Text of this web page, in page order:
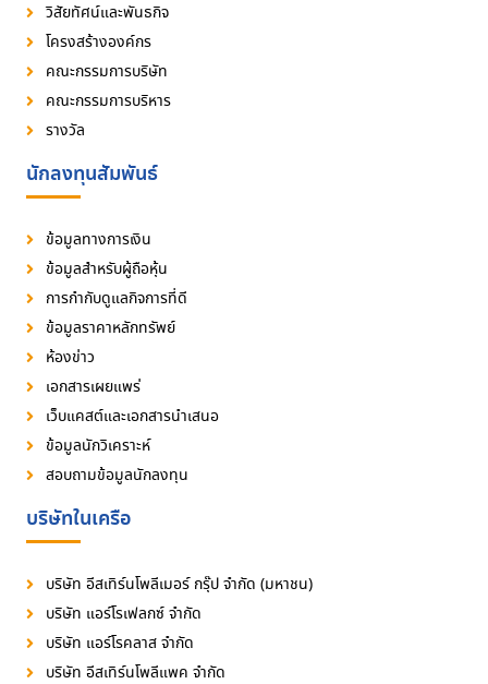
วิสัยทัศน์และพันธกิจ
โครงสร้างองค์กร
คณะกรรมการบริษัท
คณะกรรมการบริหาร
รางวัล
นักลงทุนสัมพันธ์
ข้อมูลทางการเงิน
ข้อมูลสำหรับผู้ถือหุ้น
การกำกับดูแลกิจการที่ดี
ข้อมูลราคาหลักทรัพย์
ห้องข่าว
เอกสารเผยแพร่
เว็บแคสต์และเอกสารนำเสนอ
ข้อมูลนักวิเคราะห์
สอบถามข้อมูลนักลงทุน
บริษัทในเครือ
บริษัท อีสเทิร์นโพลีเมอร์ กรุ๊ป จำกัด (มหาชน)
บริษัท แอร์โรเฟลกซ์ จำกัด
บริษัท แอร์โรคลาส จำกัด
บริษัท อีสเทิร์นโพลีแพค จำกัด